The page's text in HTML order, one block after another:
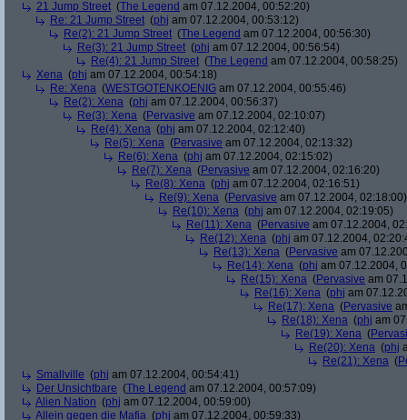
21 Jump Street (The Legend am 07.12.2004, 00:52:20)
Re: 21 Jump Street (phj am 07.12.2004, 00:53:12)
Re(2): 21 Jump Street (The Legend am 07.12.2004, 00:56:30)
Re(3): 21 Jump Street (phj am 07.12.2004, 00:56:54)
Re(4): 21 Jump Street (The Legend am 07.12.2004, 00:58:25)
Xena (phj am 07.12.2004, 00:54:18)
Re: Xena (WESTGOTENKOENIG am 07.12.2004, 00:55:46)
Re(2): Xena (phj am 07.12.2004, 00:56:37)
Re(3): Xena (Pervasive am 07.12.2004, 02:10:07)
Re(4): Xena (phj am 07.12.2004, 02:12:40)
Re(5): Xena (Pervasive am 07.12.2004, 02:13:32)
Re(6): Xena (phj am 07.12.2004, 02:15:02)
Re(7): Xena (Pervasive am 07.12.2004, 02:16:20)
Re(8): Xena (phj am 07.12.2004, 02:16:51)
Re(9): Xena (Pervasive am 07.12.2004, 02:18:00)
Re(10): Xena (phj am 07.12.2004, 02:19:05)
Re(11): Xena (Pervasive am 07.12.2004,
Re(12): Xena (phj am 07.12.2004,
Re(13): Xena (Pervasive am
Re(14): Xena (phj am 07.12.2004,
Re(15): Xena (Pervasive am
Re(16): Xena (phj am
Re(17): Xena (Pervasive
Re(18): Xena (phj am
Re(19): Xena (
Re(20): Xena (phj
Re(21): Xena (
Smallville (phj am 07.12.2004, 00:54:41)
Der Unsichtbare (The Legend am 07.12.2004, 00:57:09)
Alien Nation (phj am 07.12.2004, 00:59:00)
Allein gegen die Mafia (phj am 07.12.2004, 00:59:33)